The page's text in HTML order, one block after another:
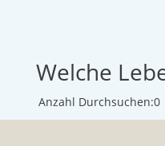
Welche
Anzahl Durchsuchen:0